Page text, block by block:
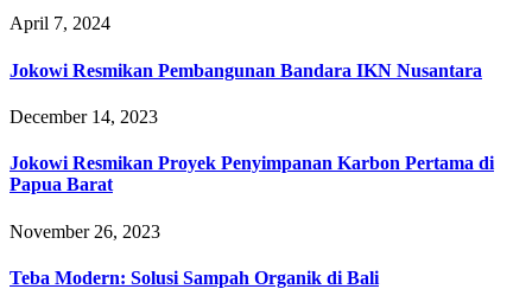
April 7, 2024
Jokowi Resmikan Pembangunan Bandara IKN Nusantara
December 14, 2023
Jokowi Resmikan Proyek Penyimpanan Karbon Pertama di
Papua Barat
November 26, 2023
Teba Modern: Solusi Sampah Organik di Bali